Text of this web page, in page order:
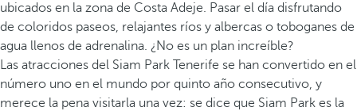
ubicados en la zona de Costa Adeje. Pasar el día disfrutando
de coloridos paseos, relajantes ríos y albercas o toboganes de
agua llenos de adrenalina. ¿No es un plan increíble?
Las atracciones del Siam Park Tenerife se han convertido en el
número uno en el mundo por quinto año consecutivo, y
merece la pena visitarla una vez: se dice que Siam Park es la